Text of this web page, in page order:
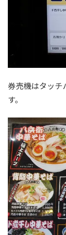
券売機はタッチ
す。